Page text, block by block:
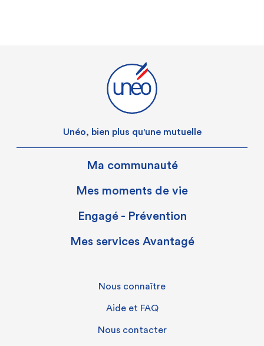
Unéo, bien plus qu'une mutuelle
Ma communauté
Mes moments de vie
Engagé - Prévention
Mes services Avantagé
Nous connaître
Aide et FAQ
Nous contacter